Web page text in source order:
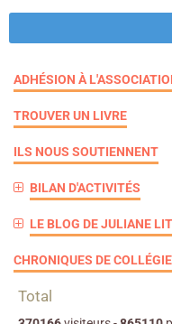
ADHÉSION À
TROUVER UN LIVRE
ILS NOUS SOUTIENNENT
BILAN D'ACTIVITÉS
LE BLOG DE JULIANE LIT
CHRONIQUES DE
Total